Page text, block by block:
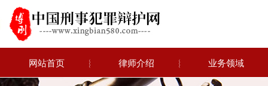
网站首页 ︴ 律师介绍 ︴ 业务领域